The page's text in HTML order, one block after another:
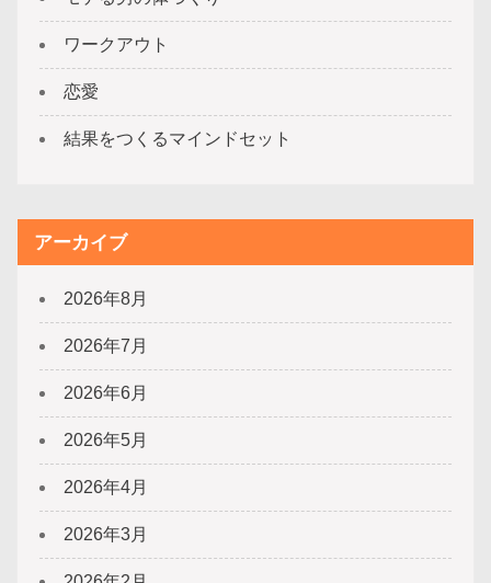
ワークアウト
恋愛
結果をつくるマインドセット
アーカイブ
2026年8月
2026年7月
2026年6月
2026年5月
2026年4月
2026年3月